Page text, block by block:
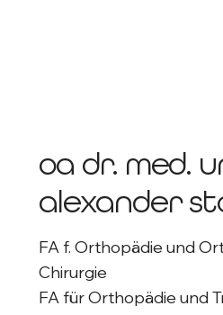
oa dr. med.
alexander
FA f. Orthopädie und
Chirurgie
FA für Orthopädie und